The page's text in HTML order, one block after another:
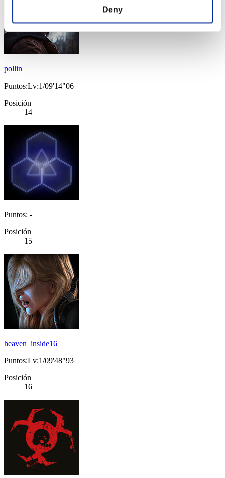
Deny
pollin
Puntos:Lv:1/09'14"06
Posición
14
Puntos: -
Posición
15
heaven_inside16
Puntos:Lv:1/09'48"93
Posición
16